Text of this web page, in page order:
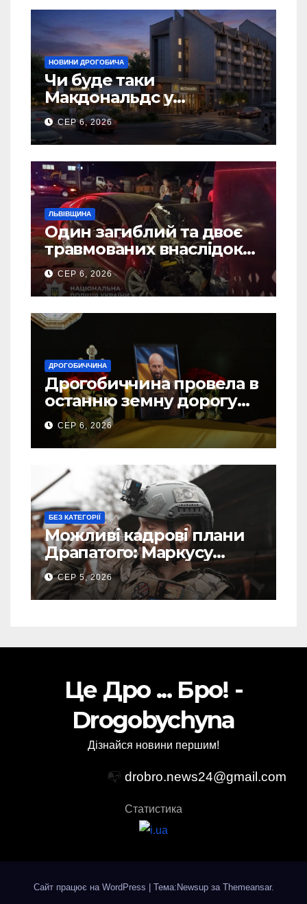
НОВИНИ ДРОГОБИЧА
Чи буде таки
Макдональдс у
Дрогобичі? (Фото)
СЕР 6, 2026
ЛЬВІВЩИНА
Один загиблий та двоє
травмованих внаслідок
ДТП на Самбірщині
СЕР 6, 2026
ДРОГОБИЧЧИНА
Дрогобиччина провела в
останню земну дорогу
свого Захисника – Олега
Торського
СЕР 6, 2026
БЕЗ КАТЕГОРІЇ
Можливі кадрові плани
Драпатого: Маркусу
пророкують важливу
посаду у ЗСУ
СЕР 5, 2026
Це Дро ... Бро! -
Drogobychyna
Дізнайся новини першим!
📭 drobro.news24@gmail.com
Статистика
Сайт працює на WordPress Тема:Newsup за Themeansar.